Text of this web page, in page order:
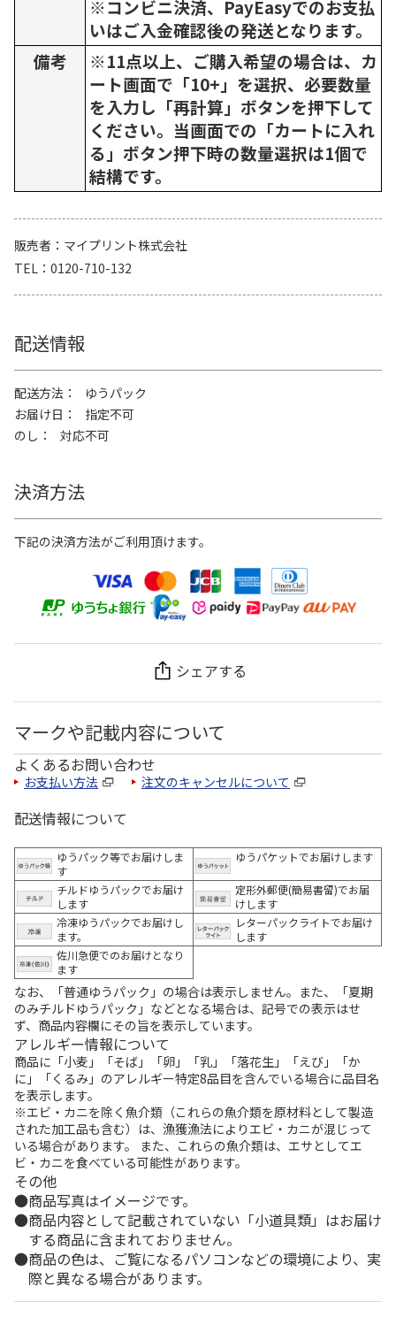
※コンビニ決済、PayEasyでのお支払
いはご入金確認後の発送となります。
備考
※11点以上、ご購入希望の場合は、カ
ート画面で「10+」を選択、必要数量
を入力し「再計算」ボタンを押下して
ください。当画面での「カートに入れ
る」ボタン押下時の数量選択は1個で
結構です。
販売者
マイプリント株式会社
TEL
0120-710-132
配送情報
配送方法
ゆうパック
お届け日
指定不可
のし
対応不可
決済方法
下記の決済方法がご利用頂けます。
シェアする
マークや記載内容について
よくあるお問い合わせ
お支払い方法 注文のキャンセルについて
配送情報について
ゆうパック等でお届けしま
す
ゆうパケットでお届けします
チルドゆうパックでお届け
します
定形外郵便(簡易書留)でお届
けします
冷凍ゆうパックでお届けし
ます。
レターパックライトでお届け
します
佐川急便でのお届けとなり
ます
なお、「普通ゆうパック」の場合は表示しません。また、「夏期
のみチルドゆうパック」などとなる場合は、記号での表示はせ
ず、商品内容欄にその旨を表示しています。
アレルギー情報について
商品に「小麦」「そば」「卵」「乳」「落花生」「えび」「か
に」「くるみ」のアレルギー特定8品目を含んでいる場合に品目名
を表示します。
※エビ・カニを除く魚介類（これらの魚介類を原材料として製造
された加工品も含む）は、漁獲漁法によりエビ・カニが混じって
いる場合があります。 また、これらの魚介類は、エサとしてエ
ビ・カニを食べている可能性があります。
その他
商品写真はイメージです。
商品内容として記載されていない「小道具類」はお届け
する商品に含まれておりません。
商品の色は、ご覧になるパソコンなどの環境により、実
際と異なる場合があります。